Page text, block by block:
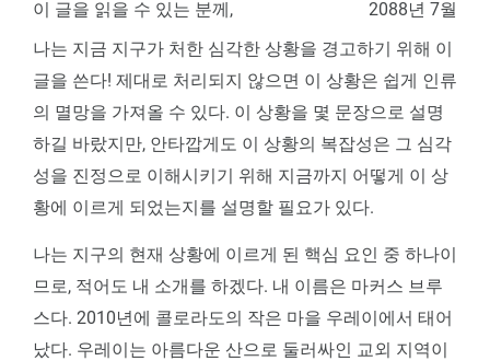
이 글을 읽을 수 있는 분께,
2088년 7월
나는 지금 지구가 처한 심각한 상황을 경고하기 위해 이
글을 쓴다! 제대로 처리되지 않으면 이 상황은 쉽게 인류
의 멸망을 가져올 수 있다. 이 상황을 몇 문장으로 설명
하길 바랐지만, 안타깝게도 이 상황의 복잡성은 그 심각
성을 진정으로 이해시키기 위해 지금까지 어떻게 이 상
황에 이르게 되었는지를 설명할 필요가 있다.
나는 지구의 현재 상황에 이르게 된 핵심 요인 중 하나이
므로, 적어도 내 소개를 하겠다. 내 이름은 마커스 브루
스다. 2010년에 콜로라도의 작은 마을 우레이에서 태어
났다. 우레이는 아름다운 산으로 둘러싸인 교외 지역이